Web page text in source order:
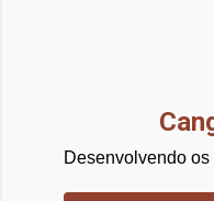
Desenvolvendo